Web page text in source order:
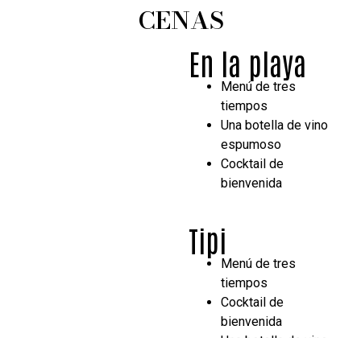
CENAS
En la playa
Menú de tres
tiempos
Una botella de vino
espumoso
Cocktail de
bienvenida
Tipi
Menú de tres
tiempos
Cocktail de
bienvenida